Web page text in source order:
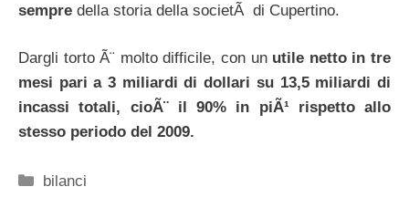
sempre della storia della societÃ di Cupertino.
Dargli torto Ã¨ molto difficile, con un utile netto in tre
mesi pari a 3 miliardi di dollari su 13,5 miliardi di
incassi totali, cioÃ¨ il 90% in piÃ¹ rispetto allo
stesso periodo del 2009.
Categorie
bilanci